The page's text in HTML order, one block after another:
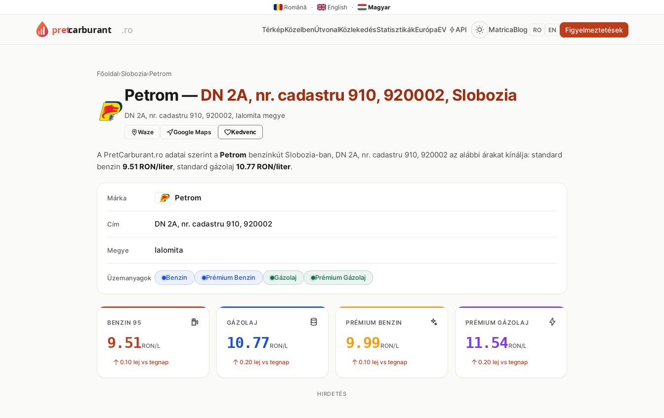
Română · English · Magyar
TérképKözelbenÚtvonalKözlekedésStatisztikákEurópaEV API MatricaBlog RO EN Figyelmeztetések
Főoldal›Slobozia›Petrom
Petrom — DN 2A, nr. cadastru 910, 920002, Slobozia
DN 2A, nr. cadastru 910, 920002, Ialomita megye
Waze Google Maps Kedvenc
A PretCarburant.ro adatai szerint a Petrom benzinkút Slobozia-ban, DN 2A, nr. cadastru 910, 920002 az alábbi árakat kínálja: standard
benzin 9.51 RON/liter, standard gázolaj 10.77 RON/liter.
Márka Petrom
Cím DN 2A, nr. cadastru 910, 920002
Megye Ialomita
Üzemanyagok Benzin Prémium Benzin Gázolaj Prémium Gázolaj
BENZIN 95
9.51RON/L
0.10 lej vs tegnap
GÁZOLAJ
10.77 RON/L
0.20 lej vs tegnap
PRÉMIUM BENZIN
9.99RON/L
0.10 lej vs tegnap
PRÉMIUM GÁZOLAJ
11.54RON/L
0.20 lej vs tegnap
HIRDETÉS